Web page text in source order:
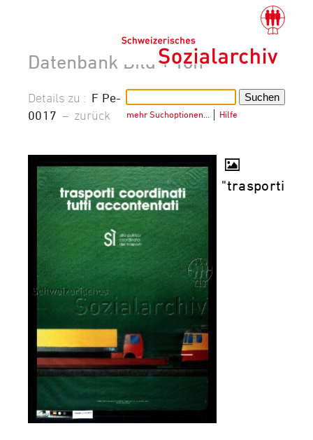
Datenbank Bild + Ton
mehr Suchoptionen… Hilfe
Details zu : F Pe-
0017 – zurück
"trasporti